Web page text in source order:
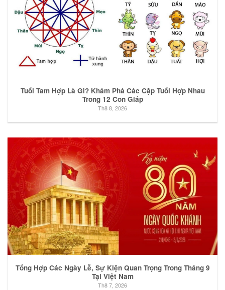
Tuổi Tam Hợp Là Gì? Khám Phá Các Cặp Tuổi Hợp Nhau
Trong 12 Con Giáp
Th8 8, 2026
Tổng Hợp Các Ngày Lễ, Sự Kiện Quan Trọng Trong Tháng 9
Tại Việt Nam
Th8 7, 2026